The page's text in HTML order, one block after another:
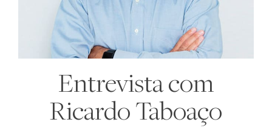
Entrevista com
Ricardo Taboaço